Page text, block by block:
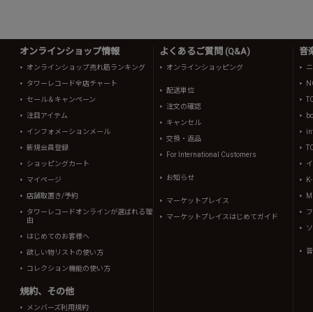
オンラインショップ情報
オンラインショップ売れ筋ランキング
タワーレコード全店チャート
セール＆キャンペーン
注目アイテム
インフォメーションメール
新規会員登録
ショッピングカート
マイページ
店舗取置き/予約
タワーレコードオンラインが選ばれる理
由
はじめてのお客様へ
欲しい物リストの使い方
コレクション機能の使い方
規約、その他
メンバーズ利用規約
よくあるご質問 (Q&A)
オンラインショッピング
配送単位
注文の確認
キャンセル
交換・返品
For International Customers
お知らせ
マーケットプレイス
マーケットプレイスはじめてガイド
音